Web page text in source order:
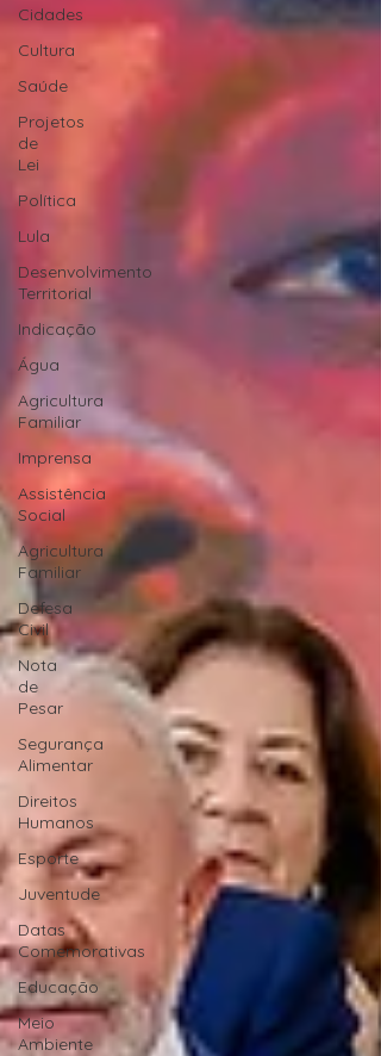
Cidades
Cultura
Saúde
Projetos
de
Lei
Política
Lula
Desenvolvimento
Territorial
Indicação
Água
Agricultura
Familiar
Imprensa
Assistência
Social
Agricultura
Familiar
Defesa
Civil
Nota
de
Pesar
Segurança
Alimentar
Direitos
Humanos
Esporte
Juventude
Datas
Comemorativas
Educação
Meio
Ambiente